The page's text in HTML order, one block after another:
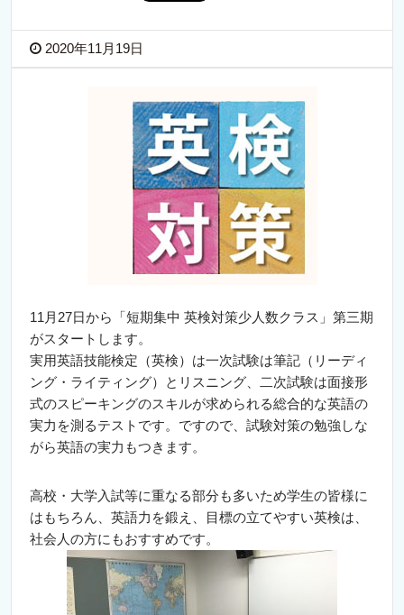
2020年11月19日
11月27日から「短期集中 英検対策少人数クラス」第三期
がスタートします。
実用英語技能検定（英検）は一次試験は筆記（リーディ
ング・ライティング）とリスニング、二次試験は面接形
式のスピーキングのスキルが求められる総合的な英語の
実力を測るテストです。ですので、試験対策の勉強しな
がら英語の実力もつきます。
高校・大学入試等に重なる部分も多いため学生の皆様に
はもちろん、英語力を鍛え、目標の立てやすい英検は、
社会人の方にもおすすめです。